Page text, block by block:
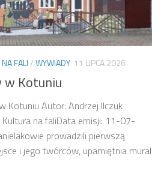
FALI/WYWIADY 11 LIPCA 2026
w Kotuniu
Kotuniu Autor: Andrzej Ilczuk
na faliData emisji: 11-07-
prowadzili pierwszą
i jego twórców, upamiętnia mural